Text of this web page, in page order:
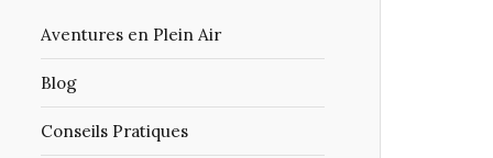
Aventures en Plein Air
Blog
Conseils Pratiques